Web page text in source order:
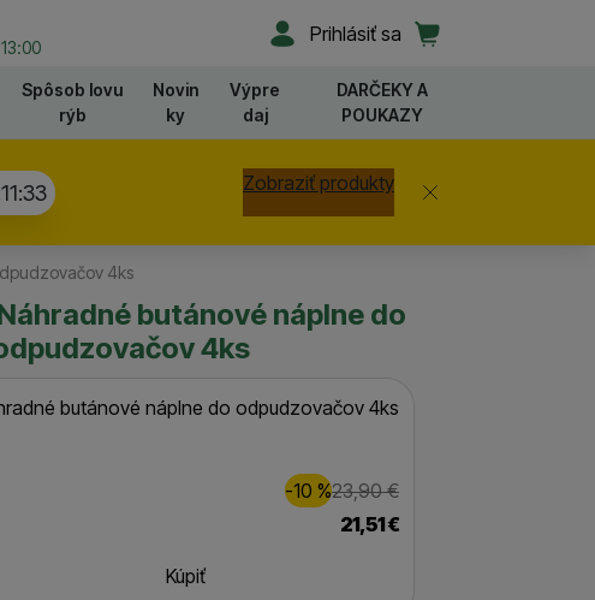
Užívateľská sekcia
Prihlásiť sa Košík
Spôsob lovu
rýb
Novin
ky
Výpre
daj
DARČEKY A
POUKAZY
33 Zobraziť produkty Zavrieť
4ks
butánové náplne do
4ks
butánové náplne do odpudzovačov 4ks
Pôvodná cena
23,90€
Zľava
2,00€
(
-10 %
)
21,51€
Kúpiť